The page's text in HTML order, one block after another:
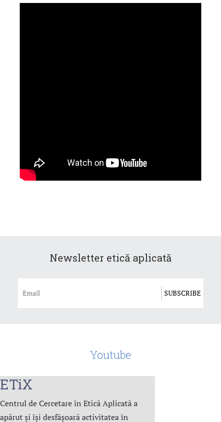
Newsletter etică aplicată
Youtube
ETiX
Centrul de Cercetare în Etică Aplicată a
apărut și își desfășoară activitatea în